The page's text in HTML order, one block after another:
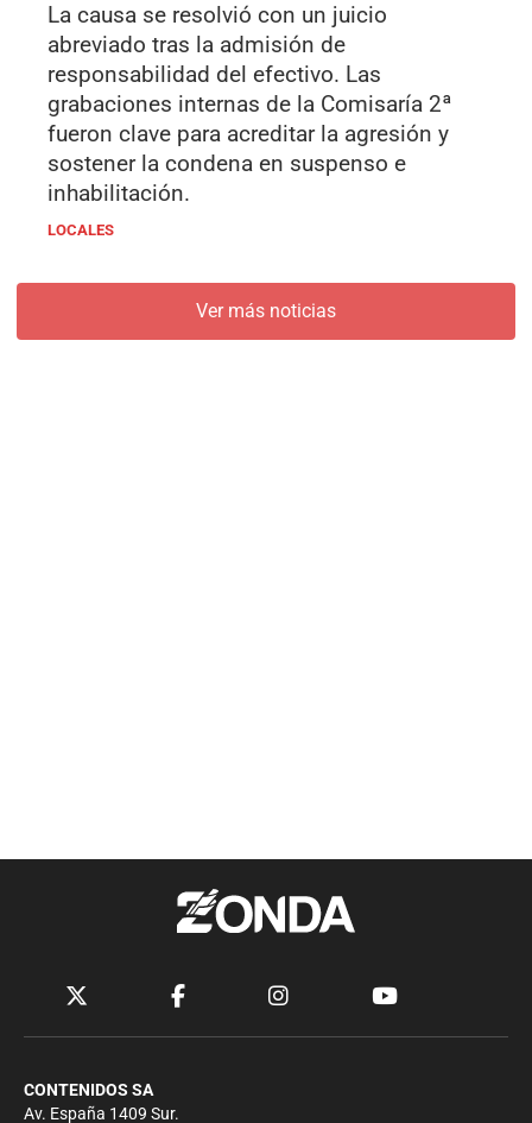
La causa se resolvió con un juicio
abreviado tras la admisión de
responsabilidad del efectivo. Las
grabaciones internas de la Comisaría 2ª
fueron clave para acreditar la agresión y
sostener la condena en suspenso e
inhabilitación.
LOCALES
Ver más noticias
CONTENIDOS SA
Av. España 1409 Sur.